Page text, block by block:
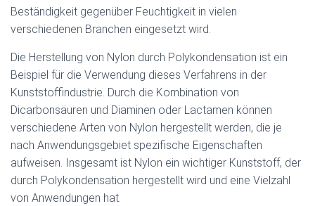
Beständigkeit gegenüber Feuchtigkeit in vielen
verschiedenen Branchen eingesetzt wird.
Die Herstellung von Nylon durch Polykondensation ist ein
Beispiel für die Verwendung dieses Verfahrens in der
Kunststoffindustrie. Durch die Kombination von
Dicarbonsäuren und Diaminen oder Lactamen können
verschiedene Arten von Nylon hergestellt werden, die je
nach Anwendungsgebiet spezifische Eigenschaften
aufweisen. Insgesamt ist Nylon ein wichtiger Kunststoff, der
durch Polykondensation hergestellt wird und eine Vielzahl
von Anwendungen hat.